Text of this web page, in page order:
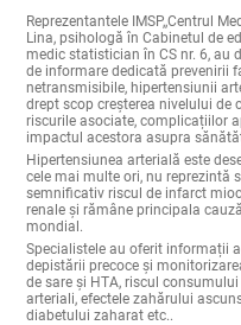
Reprezentantele IMSP,,Centrul
Lina, psihologă în Cabinetul de
medic statistician în CS nr. 6, au
de informare dedicată prevenirii
netransmisibile, hipertensiunii
drept scop creșterea nivelului
riscurile asociate, complicațiilor
impactul acestora asupra
Hipertensiunea arterială este
cele mai multe ori, nu reprezintă
semnificativ riscul de infarct
renale și rămâne principala
mondial.
Specialistele au oferit informații
depistării precoce și
de sare și HTA, riscul
arteriali, efectele zahărului
diabetului zaharat etc..